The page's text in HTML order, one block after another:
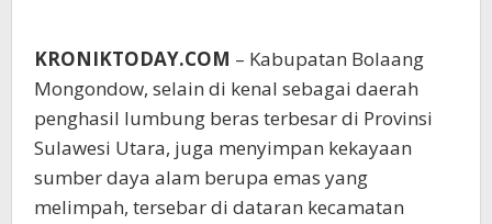
KRONIKTODAY.COM – Kabupatan Bolaang
Mongondow, selain di kenal sebagai daerah
penghasil lumbung beras terbesar di Provinsi
Sulawesi Utara, juga menyimpan kekayaan
sumber daya alam berupa emas yang
melimpah, tersebar di dataran kecamatan